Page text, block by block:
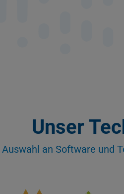
Unser
Auswahl an Software und